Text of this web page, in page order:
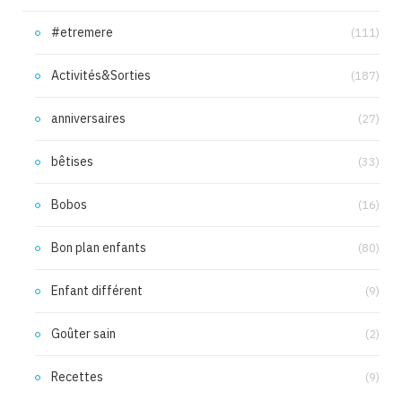
#etremere (111)
Activités&Sorties (187)
anniversaires (27)
bêtises (33)
Bobos (16)
Bon plan enfants (80)
Enfant différent (9)
Goûter sain (2)
Recettes (9)